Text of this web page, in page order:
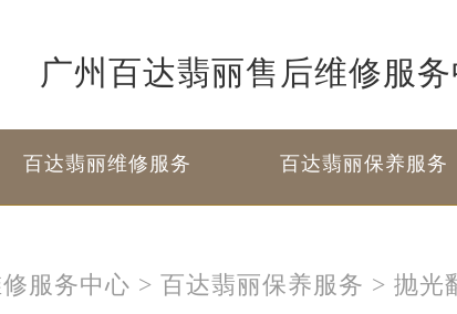
广州百达翡丽售后维修服
百达翡丽维修服务 百达翡丽保养服务
服务中心 > 百达翡丽保养服务 > 抛光